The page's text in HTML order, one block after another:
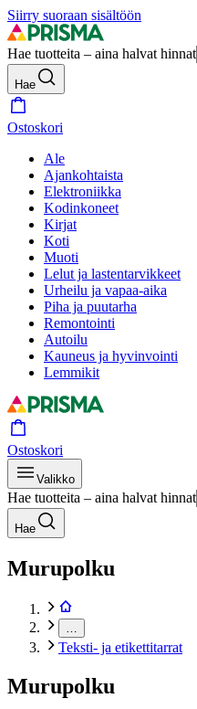
Siirry suoraan sisältöön
Hae tuotteita – aina halvat hinnat
Hae
Ostoskori
Ale
Ajankohtaista
Elektroniikka
Kodinkoneet
Kirjat
Koti
Muoti
Lelut ja lastentarvikkeet
Urheilu ja vapaa-aika
Piha ja puutarha
Remontointi
Autoilu
Kauneus ja hyvinvointi
Lemmikit
Ostoskori
Valikko
Hae tuotteita – aina halvat hinnat
Hae
Murupolku
Teksti- ja etikettitarrat
Murupolku